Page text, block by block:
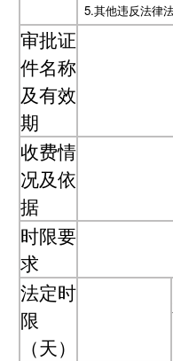
5.其他违反法律
审批证
件名称
及有效
期
收费情
况及依
据
时限要
求
法定时
限
（天）